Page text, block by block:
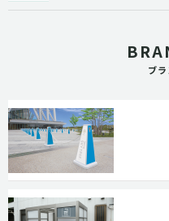
ブ